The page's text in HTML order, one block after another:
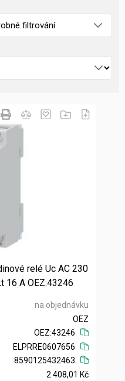
filtrování
relé Uc AC 230
16 A OEZ:43246
na objednávku
OEZ
OEZ:43246
ELPRRE0607656
8590125432463
2 408,01 Kč